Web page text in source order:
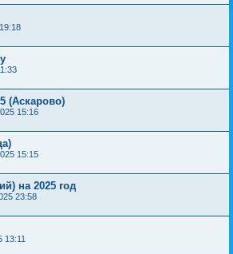
(Аскарово)
15:16
15:15
на 2025 год
23:58
13:11